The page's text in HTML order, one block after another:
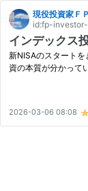
現役投資家Ｆ
id:fp-
インデックス
新NISAのスタート
資の本質が分かって
2026-03-06 08:08